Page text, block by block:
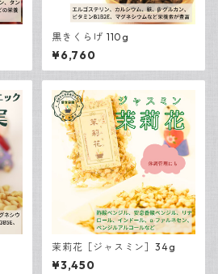
黒きくらげ 110g
¥6,760
茉莉花［ジャスミン］34g
¥3,450